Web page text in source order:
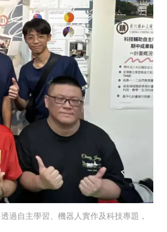
過自主學習、機器人實作及科技專題，